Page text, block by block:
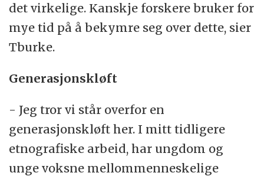
det virkelige. Kanskje forskere bruker for
mye tid på å bekymre seg over dette, sier
Tburke.
Generasjonskløft
- Jeg tror vi står overfor en
generasjonskløft her. I mitt tidligere
etnografiske arbeid, har ungdom og
unge voksne mellommenneskelige